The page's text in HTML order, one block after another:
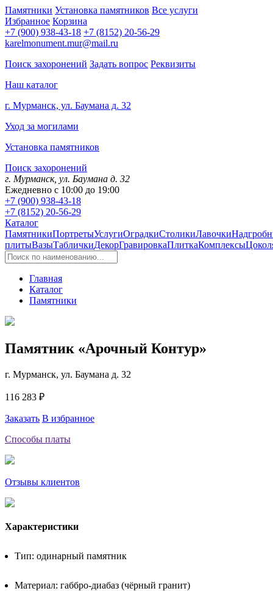
Памятники Установка памятников Все услуги
Избранное Корзина
+7 (900) 938-43-18 +7 (8152) 20-56-29
karelmonument.mur@mail.ru
Поиск захоронений Задать вопрос Реквизиты
Наш каталог
г. Мурманск, ул. Баумана д. 32
Уход за могилами
Установка памятников
Поиск захоронений
г. Мурманск, ул. Баумана д. 32
Ежедневно с 10:00 до 19:00
+7 (900) 938-43-18
+7 (8152) 20-56-29
Каталог
ПамятникиПортретыУслугиОградкиСтоликиЛавочки
плитыВазыТабличкиДекорГравировкаПлиткаКомплексы
Главная
Каталог
Памятники
Памятник «Арочный Контур»
г. Мурманск, ул. Баумана д. 32
116 283 ₽
Заказать В избранное
Способы платы
Отзывы клиентов
Характеристики
Тип: одинарный памятник
Материал: габбро-диабаз (чёрный гранит)